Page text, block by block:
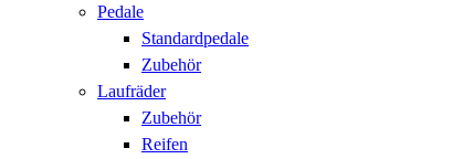
Pedale
Standardpedale
Zubehör
Laufräder
Zubehör
Reifen